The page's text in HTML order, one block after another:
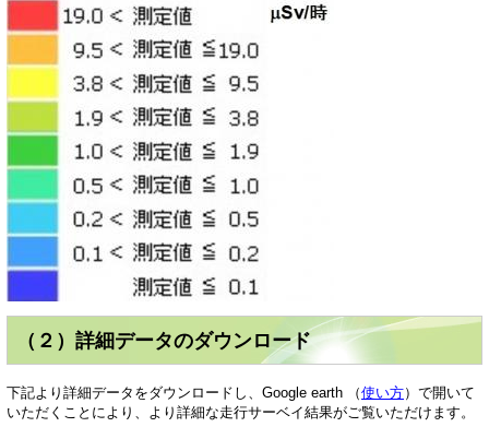
（２）詳細データのダウンロード
下記より詳細データをダウンロードし、Google earth （使い方）で開いて
いただくことにより、より詳細な走行サーベイ結果がご覧いただけます。